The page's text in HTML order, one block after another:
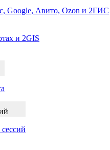
Google, Авито, Ozon и 2ГИС
и 2GIS